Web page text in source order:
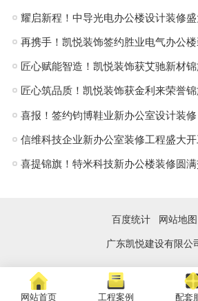
再携手！凯悦装饰签约胜业电气办公
匠心赋能智造！凯悦装饰获艾驰新材
匠心筑品质！凯悦装饰获金利来荣誉锦
喜报！签约钧博鞋业新办公室设计装修
信维科技企业新办公室装修工程盛大开
喜提锦旗！特米科技新办公楼装修圆
百度统计 网站地图
广东凯悦建设有限公
网站首页 工程案例 配套